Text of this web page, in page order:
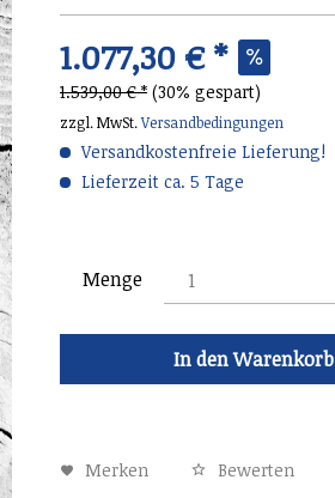
1.077,30 € *
1.539,00 € * (30% gespart)
zzgl. MwSt.Versandbedingungen
Versandkostenfreie Lieferung!
Lieferzeit ca. 5 Tage
Menge
In denWarenkorb
Merken Bewerten